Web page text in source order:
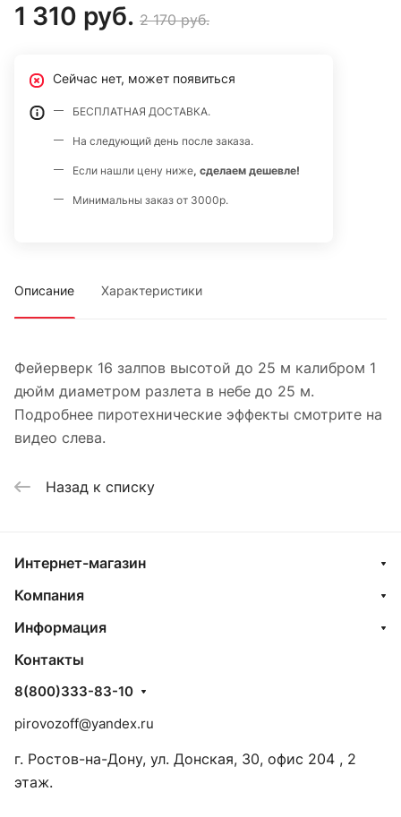
1 310 руб. 2 170 руб.
Сейчас нет, может появиться
БЕСПЛАТНАЯ ДОСТАВКА.
На следующий день после заказа.
Если нашли цену ниже, сделаем дешевле!
Минимальны заказ от 3000р.
Описание Характеристики
Фейерверк 16 залпов высотой до 25 м калибром 1
дюйм диаметром разлета в небе до 25 м.
Подробнее пиротехнические эффекты смотрите на
видео слева.
Назад к списку
Интернет-магазин
Компания
Информация
Контакты
8(800)333-83-10
pirovozoff@yandex.ru
г. Ростов-на-Дону, ул. Донская, 30, офис 204 , 2
этаж.